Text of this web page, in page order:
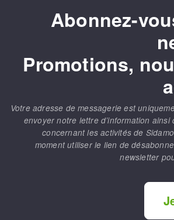
Abonnez-
Promotions,
Votre adresse de messagerie est
envoyer notre lettre d’information
concernant les activités de
moment utiliser le lien de
newsletter